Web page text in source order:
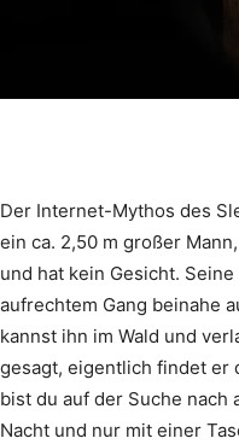
Der Internet-Mythos des
ein ca. 2,50 m großer
und hat kein Gesicht.
aufrechtem Gang beinahe
kannst ihn im Wald und
gesagt, eigentlich findet er
bist du auf der Suche nach
Nacht und nur mit einer